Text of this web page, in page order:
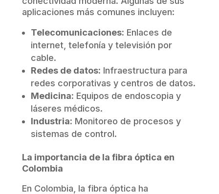
aplicaciones más comunes incluyen:
Telecomunicaciones: Enlaces de
internet, telefonía y televisión por
cable.
Redes de datos: Infraestructura para
redes corporativas y centros de datos.
Medicina: Equipos de endoscopia y
láseres médicos.
Industria: Monitoreo de procesos y
sistemas de control.
La importancia de la fibra óptica en
Colombia
En Colombia, la fibra óptica ha